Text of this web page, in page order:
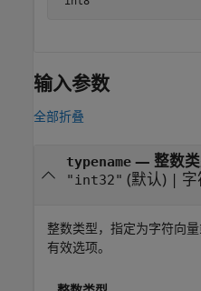
输入参数
全部折叠
typename— 整数
"int32" (默认) |
整数类型，指定为字符向
有效选项。